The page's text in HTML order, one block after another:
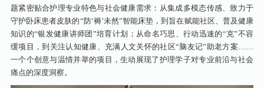
题紧密贴合护理专业特色与社会健康需求：从集成多模态传感、致力于
守护卧床患者皮肤的“防‘褥’未然”智能床垫，到旨在赋能社区、普及健康
知识的“银发健康讲师团”培育计划；从命名巧思、行动迅速的“克”不容
缓项目，到关注认知健康、充满人文关怀的社区“脑友记”助老方案……
一个个创意与温情并举的项目，生动展现了护理学子对专业前沿与社会
痛点的深度洞察。